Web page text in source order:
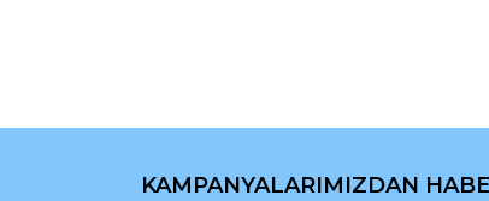
KAMPANYALARIMIZDAN